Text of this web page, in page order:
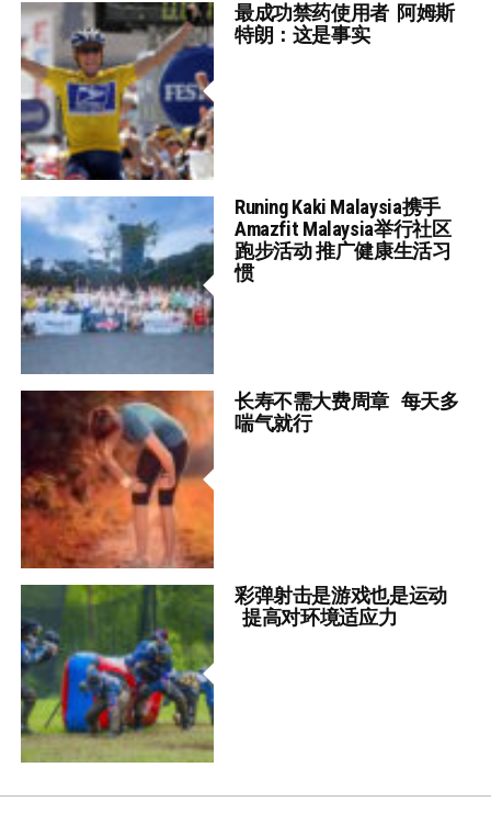
最成功禁药使用者 阿姆斯
特朗：这是事实
Runing Kaki Malaysia携手
Amazfit Malaysia举行社区
跑步活动 推广健康生活习
惯
长寿不需大费周章 每天多
喘气就行
彩弹射击是游戏也是运动
提高对环境适应力